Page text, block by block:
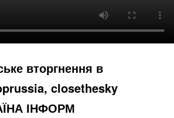
вторгнення в
closethesky
ІНФОРМ